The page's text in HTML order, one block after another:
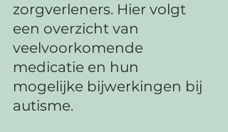
zorgverleners. Hier volgt
een overzicht van
veelvoorkomende
medicatie en hun
mogelijke bijwerkingen bij
autisme.